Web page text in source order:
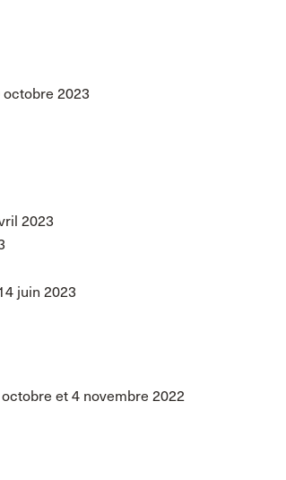
octobre 2023
2023
juin 2023
et 4 novembre 2022